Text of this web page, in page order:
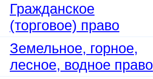
Гражданское
(торговое) право
Земельное, горное,
лесное, водное право